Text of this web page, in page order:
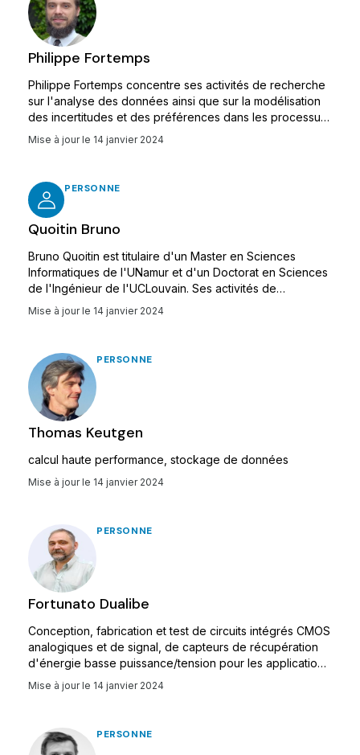
Philippe Fortemps
Philippe Fortemps concentre ses activités de recherche
sur l'analyse des données ainsi que sur la modélisation
des incertitudes et des préférences dans les processus
de décision ou les systèmes complexes.
Mise à jour le 14 janvier 2024
PERSONNE
Quoitin Bruno
Bruno Quoitin est titulaire d'un Master en Sciences
Informatiques de l'UNamur et d'un Doctorat en Sciences
de l'Ingénieur de l'UCLouvain. Ses activités de
recherche se situent dans le domaine des réseaux
informatiques, avec une expertise dans l'architecture de
embarqués, les réseaux de capteurs sans fil et l'Internet
des Objets.
Mise à jour le 14 janvier 2024
PERSONNE
Thomas Keutgen
calcul haute performance, stockage de données
Mise à jour le 14 janvier 2024
PERSONNE
Fortunato Dualibe
Conception, fabrication et test de circuits intégrés CMOS
analogiques et de signal, de capteurs de récupération
d'énergie basse puissance/tension pour les applications
biomédicales, l'instrumentation et les appareils
intelligents interconnectés en réseau.
Mise à jour le 14 janvier 2024
PERSONNE